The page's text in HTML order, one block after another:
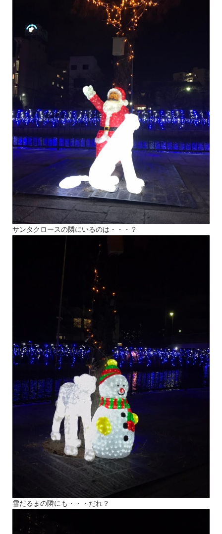
サンタクロースの隣にいるのは・・・？
雪だるまの隣にも・・・だれ？